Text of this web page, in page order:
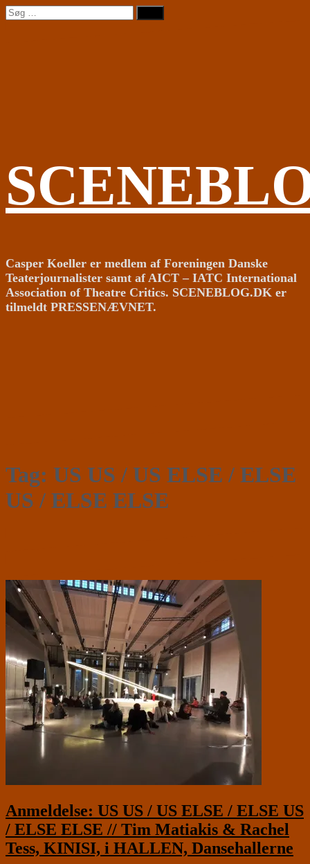
Videre
til
Søg
efter:
Casper Koeller er medlem af Foreningen Danske
Teaterjournalister samt af AICT – IATC International
Association of Theatre Critics. SCENEBLOG.DK er
tilmeldt PRESSENÆVNET.
Tag: US US / US ELSE / ELSE
US / ELSE ELSE
Anmeldelse: US US / US ELSE / ELSE US
/ ELSE ELSE // Tim Matiakis & Rachel
Tess, KINISI, i HALLEN, Dansehallerne